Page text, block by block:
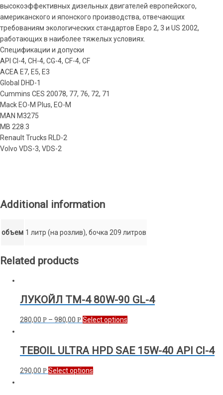
высокоэффективных дизельных двигателей европейского,
американского и японского производства, отвечающих
требованиям экологических стандартов Евро 2, 3 и US 2002,
работающих в наиболее тяжелых условиях.
Спецификации и допуски
API CI-4, CH-4, CG-4, CF-4, CF
ACEA E7, E5, E3
Global DHD-1
Cummins CES 20078, 77, 76, 72, 71
Mack EO-M Plus, EO-M
MAN M3275
MB 228.3
Renault Trucks RLD-2
Volvo VDS-3, VDS-2
Additional information
объем 1 литр (на розлив), бочка 209 литров
Related products
ЛУКОЙЛ ТМ-4 80W-90 GL-4
280,00 Р – 980,00 Р Select options
TEBOIL ULTRA HPD SAE 15W-40 API CI-4
290,00 Р Select options